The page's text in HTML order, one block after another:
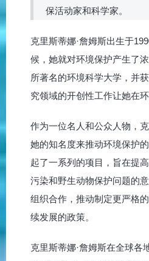
保活动家和科学家。
克里斯蒂娜·詹姆斯出生于
候，她就对环境保护产生了
所著名的环境科学大学，并
究领域的开创性工作让她在
作为一位名人和公众人物，
她的知名度来推动环境保护
起了一系列的项目，旨在提
污染和野生动物保护问题的
组织合作，推动制定更严格
续发展的政策。
克里斯蒂娜·詹姆斯在全球各